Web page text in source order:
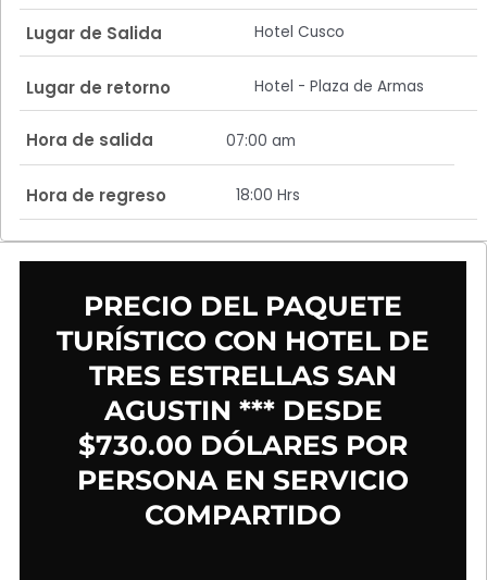
Lugar de Salida Hotel Cusco
Lugar de retorno Hotel - Plaza de Armas
Hora de salida 07:00 am
Hora de regreso 18:00 Hrs
PRECIO DEL PAQUETE
TURÍSTICO CON HOTEL DE
TRES ESTRELLAS SAN
AGUSTIN *** DESDE
$730.00 DÓLARES POR
PERSONA EN SERVICIO
COMPARTIDO